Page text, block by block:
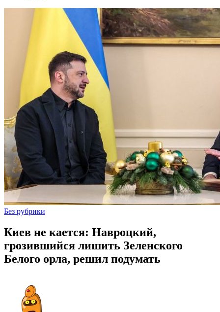
Без рубрики
Киев не кается: Навроцкий,
грозившийся лишить Зеленского
Белого орла, решил подумать